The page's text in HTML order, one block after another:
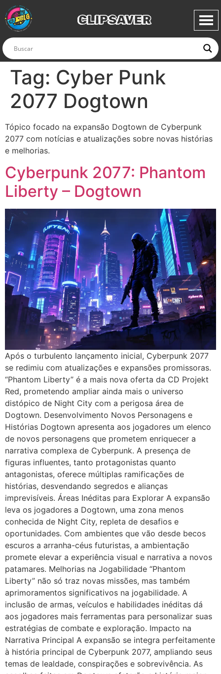
CLIPSAVER
Tag: Cyber Punk
2077 Dogtown
Tópico focado na expansão Dogtown de Cyberpunk
2077 com notícias e atualizações sobre novas histórias
e melhorias.
Cyberpunk 2077: Phantom
Liberty – Dogtown
Após o turbulento lançamento inicial, Cyberpunk 2077
se redimiu com atualizações e expansões promissoras.
“Phantom Liberty” é a mais nova oferta da CD Projekt
Red, prometendo ampliar ainda mais o universo
distópico de Night City com a perigosa área de
Dogtown. Desenvolvimento Novos Personagens e
Histórias Dogtown apresenta aos jogadores um elenco
de novos personagens que prometem enriquecer a
narrativa complexa de Cyberpunk. A presença de
figuras influentes, tanto protagonistas quanto
antagonistas, oferece múltiplas ramificações de
histórias, desvendando segredos e alianças
imprevisíveis. Áreas Inéditas para Explorar A expansão
leva os jogadores a Dogtown, uma zona menos
conhecida de Night City, repleta de desafios e
oportunidades. Com ambientes que vão desde becos
escuros a arranha-céus futuristas, a ambientação
promete elevar a experiência visual e narrativa a novos
patamares. Melhorias na Jogabilidade “Phantom
Liberty” não só traz novas missões, mas também
aprimoramentos significativos na jogabilidade. A
inclusão de armas, veículos e habilidades inéditas dá
aos jogadores mais ferramentas para personalizar suas
estratégias de combate e exploração. Impacto na
Narrativa Principal A expansão se integra perfeitamente
à história principal de Cyberpunk 2077, ampliando seus
temas de lealdade, conspirações e sobrevivência. As